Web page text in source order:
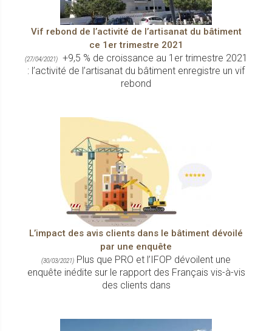
Vif rebond de l’activité de l’artisanat du bâtiment
ce 1er trimestre 2021
(27/04/2021)+9,5 % de croissance au 1er trimestre 2021
: l’activité de l’artisanat du bâtiment enregistre un vif
rebond
L’impact des avis clients dans le bâtiment dévoilé
par une enquête
(30/03/2021) Plus que PRO et l’IFOP dévoilent une
enquête inédite sur le rapport des Français vis-à-vis
des clients dans